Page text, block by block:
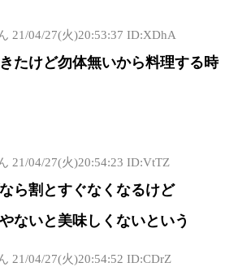
21/04/27(火)20:53:37 ID:XDhA
たけど勿体無いから料理する時
21/04/27(火)20:54:23 ID:VtTZ
ら割とすぐなくなるけど
ないと美味しくないという
21/04/27(火)20:54:52 ID:CDrZ